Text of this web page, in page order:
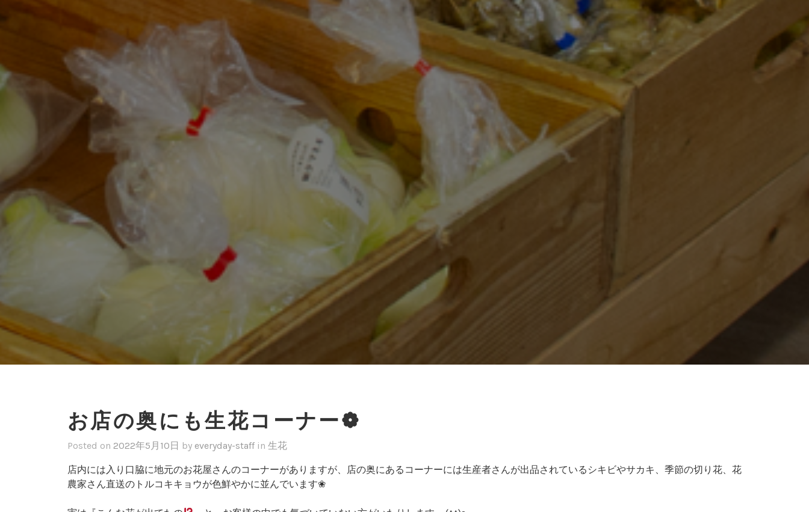
お店の奥にも生花コーナー❁
Posted on 2022年5月10日 by everyday-staff in 生花
店内には入り口脇に地元のお花屋さんのコーナーがありますが、店の奥にあるコーナーには生産者さんが出品されているシキビやサカキ、季節の切り花、花
農家さん直送のトルコキキョウが色鮮やかに並んでいます❀